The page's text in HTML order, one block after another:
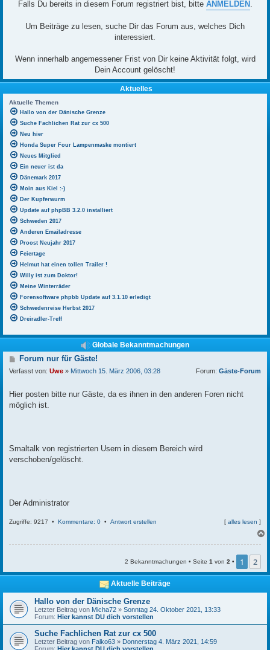
Falls Du bereits in diesem Forum registriert bist, bitte ANMELDEN .
Um Beiträge zu lesen, suche Dir das Forum aus, welches Dich
interessiert.
Wenn innerhalb angemessener Frist von Dir keine Aktivität folgt, wird
Dein Account gelöscht!
Aktuelles
Aktuelle Themen
Hallo von der Dänische Grenze
Suche Fachlichen Rat zur cx 500
Neu hier
Honda Super Four Lampenmaske montiert
Neues Mitglied
Ein neuer ist da
Dänemark 2017
Moin aus Kiel :-)
Der Kupferwurm
Update auf phpBB 3.2.0 installiert
Schweden 2017
Anderen Emailadresse
Proost Neujahr 2017
Feiertage
Helmut hat einen tollen Trailer !
Willy ist zum Doktor!
Meine Winterräder
Forensoftware phpbb Update auf 3.1.10 erledigt
Schwedenreise Herbst 2017
Dreiradler-Treff
Globale Bekanntmachungen
B
e
i
r
a
g
Forum nur für Gäste!
Verfasst von: Uwe » Mittwoch 15. März 2006, 03:28 Forum: Gäste-Forum
Hier posten bitte nur Gäste, da es ihnen in den anderen Foren nicht
möglich ist.
Smaltalk von registrierten Usern in diesem Bereich wird
verschoben/gelöscht.
Der Administrator
Zugriffe: 9217 • Kommentare: 0 • Antwort erstellen [ alles lesen ]
b
n
2 Bekanntmachungen • Seite 1 von 2 • 1 2
Aktuelle Beiträge
Hallo von der Dänische Grenze
Letzter Beitrag von Micha72 » Sonntag 24. Oktober 2021, 13:33
Forum: Hier kannst DU dich vorstellen
Suche Fachlichen Rat zur cx 500
Letzter Beitrag von Falko63 » Donnerstag 4. März 2021, 14:59